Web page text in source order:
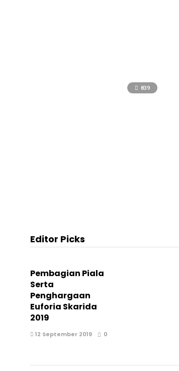
839
Editor Picks
Pembagian Piala
Serta
Penghargaan
Euforia Skarida
2019
12 September 2019 0